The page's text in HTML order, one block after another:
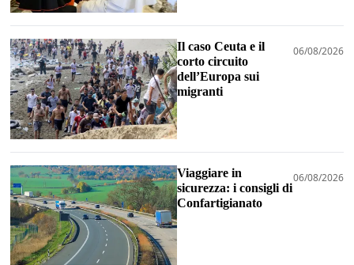
Il caso Ceuta e il
corto circuito
dell’Europa sui
migranti
06/08/2026
Viaggiare in
sicurezza: i consigli di
Confartigianato
06/08/2026